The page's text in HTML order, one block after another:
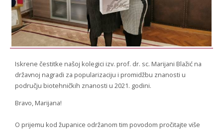
Iskrene čestitke našoj kolegici izv. prof. dr. sc. Marijani Blažić na
državnoj nagradi za popularizaciju i promidžbu znanosti u
području biotehničkih znanosti u 2021. godini.
Bravo, Marijana!
O prijemu kod županice održanom tim povodom pročitajte više